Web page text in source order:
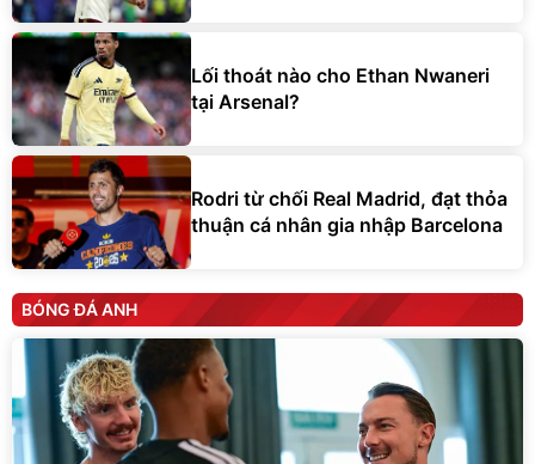
Lối thoát nào cho Ethan Nwaneri
tại Arsenal?
Rodri từ chối Real Madrid, đạt thỏa
thuận cá nhân gia nhập Barcelona
BÓNG ĐÁ ANH